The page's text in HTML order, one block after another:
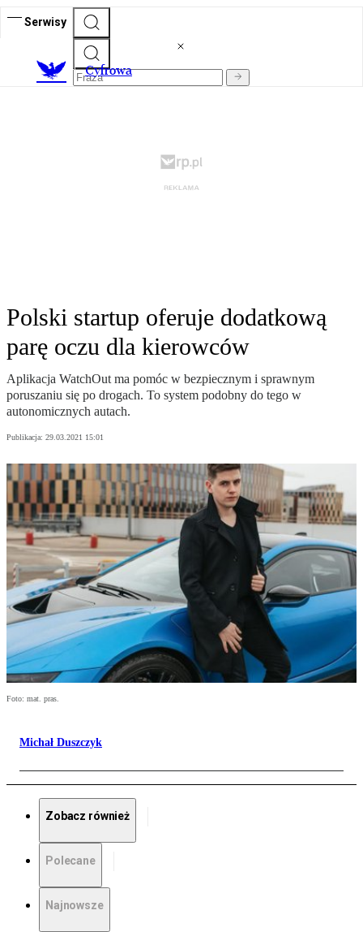
Serwisy
Cyfrowa
Polski startup oferuje dodatkową
parę oczu dla kierowców
Aplikacja WatchOut ma pomóc w bezpiecznym i sprawnym
poruszaniu się po drogach. To system podobny do tego w
autonomicznych autach.
Publikacja: 29.03.2021 15:01
Foto: mat. pras.
Michał Duszczyk
Zobacz również
Polecane
Najnowsze